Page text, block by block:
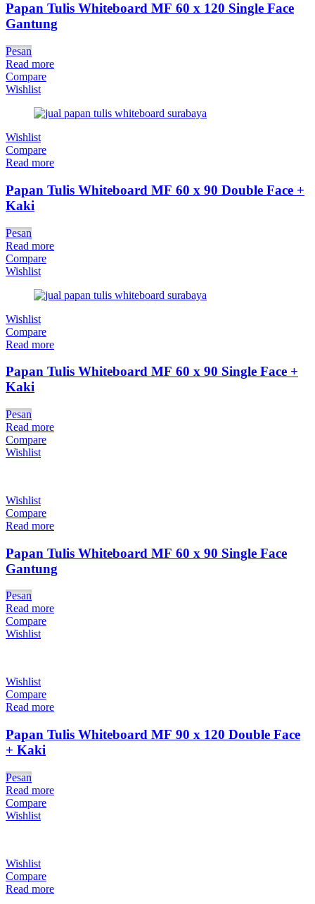
Papan Tulis Whiteboard MF 60 x 120 Single Face
Gantung
Pesan
Read more
Compare
Wishlist
Wishlist
Compare
Read more
Papan Tulis Whiteboard MF 60 x 90 Double Face +
Kaki
Pesan
Read more
Compare
Wishlist
Wishlist
Compare
Read more
Papan Tulis Whiteboard MF 60 x 90 Single Face +
Kaki
Pesan
Read more
Compare
Wishlist
Wishlist
Compare
Read more
Papan Tulis Whiteboard MF 60 x 90 Single Face
Gantung
Pesan
Read more
Compare
Wishlist
Wishlist
Compare
Read more
Papan Tulis Whiteboard MF 90 x 120 Double Face
+ Kaki
Pesan
Read more
Compare
Wishlist
Wishlist
Compare
Read more